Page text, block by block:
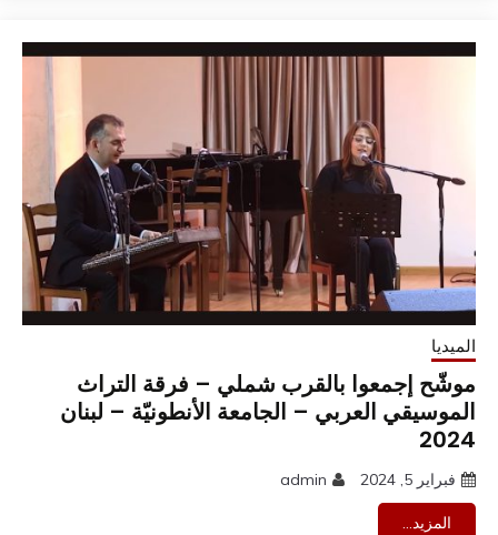
الميديا
موشّح إجمعوا بالقرب شملي – فرقة التراث
الموسيقي العربي – الجامعة الأنطونيّة – لبنان
2024
فبراير 5, 2024 admin
المزيد...